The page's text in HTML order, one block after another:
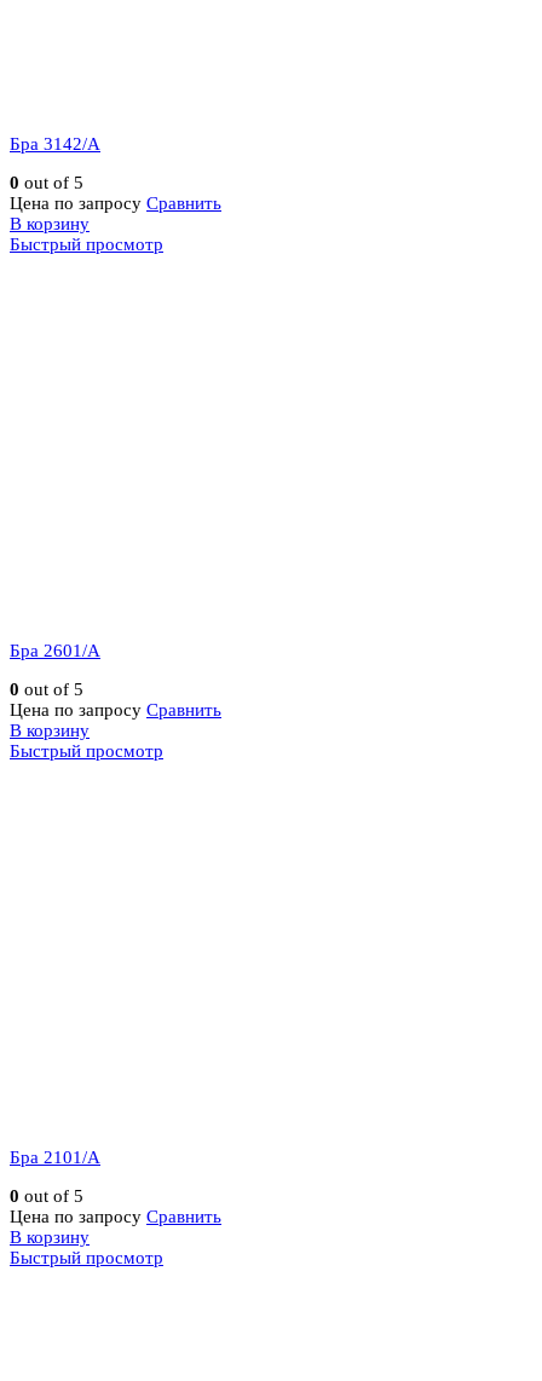
Бра 3142/A
0 out of 5
Цена по запросу Сравнить
В корзину
Быстрый просмотр
Бра 2601/A
0 out of 5
Цена по запросу Сравнить
В корзину
Быстрый просмотр
Бра 2101/A
0 out of 5
Цена по запросу Сравнить
В корзину
Быстрый просмотр